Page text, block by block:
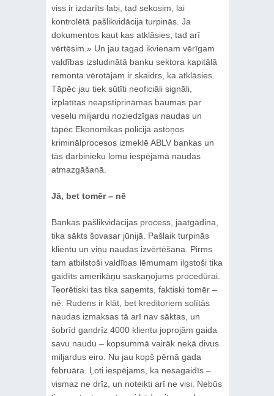
viss ir izdarīts labi, tad sekosim, lai
kontrolētā pašlikvidācija turpinās. Ja
dokumentos kaut kas atklāsies, tad arī
vērtēsim.» Un jau tagad ikvienam vērīgam
valdības izsludinātā banku sektora kapitālā
remonta vērotājam ir skaidrs, ka atklāsies.
Tāpēc jau tiek sūtīti neoficiāli signāli,
izplatītas neapstiprināmas baumas par
veselu miljardu noziedzīgas naudas un
tāpēc Ekonomikas policija astoņos
kriminālprocesos izmeklē ABLV bankas un
tās darbinieku lomu iespējamā naudas
atmazgāšanā.
Jā, bet tomēr – nē
Bankas pašlikvidācijas process, jāatgādina,
tika sākts šovasar jūnijā. Pašlaik turpinās
klientu un viņu naudas izvērtēšana. Pirms
tam atbilstoši valdības lēmumam ilgstoši tika
gaidīts amerikāņu saskaņojums procedūrai.
Teorētiski tas tika saņemts, faktiski tomēr –
nē. Rudens ir klāt, bet kreditoriem solītās
naudas izmaksas tā arī nav sāktas, un
šobrīd gandrīz 4000 klientu joprojām gaida
savu naudu – kopsummā vairāk nekā divus
miljardus eiro. Nu jau kopš pērnā gada
februāra. Ļoti iespējams, ka nesagaidīs –
vismaz ne drīz, un noteikti arī ne visi. Nebūs